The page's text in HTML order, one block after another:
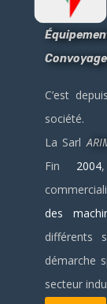
C’est
société.
La Sarl
Fin 2004
des
différents
démarche
secteur